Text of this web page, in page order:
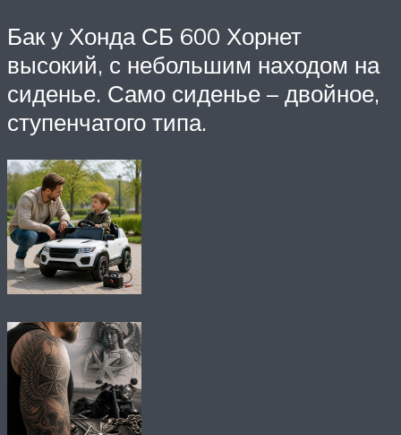
Бак у Хонда СБ 600 Хорнет
высокий, с небольшим находом на
сиденье. Само сиденье – двойное,
ступенчатого типа.